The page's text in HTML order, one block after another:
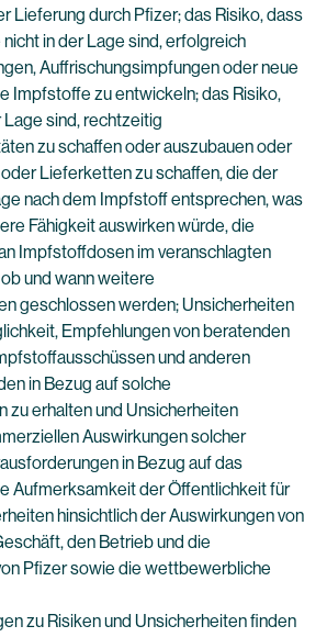
Lieferung durch Pfizer; das Risiko, dass
in der Lage sind, erfolgreich
Auffrischungsimpfungen oder neue
Impfstoffe zu entwickeln; das Risiko,
sind, rechtzeitig
zu schaffen oder auszubauen oder
Lieferketten zu schaffen, die der
nach dem Impfstoff entsprechen, was
Fähigkeit auswirken würde, die
Impfstoffdosen im veranschlagten
und wann weitere
geschlossen werden; Unsicherheiten
Empfehlungen von beratenden
und anderen
in Bezug auf solche
zu erhalten und Unsicherheiten
Auswirkungen solcher
in Bezug auf das
Aufmerksamkeit der Öffentlichkeit für
hinsichtlich der Auswirkungen von
den Betrieb und die
Pfizer sowie die wettbewerbliche
zu Risiken und Unsicherheiten finden